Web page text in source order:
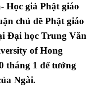
Học giả Phật giáo
chủ đề Phật giáo
Đại học Trung Văn
of Hong
tháng 1 để tưởng
Ngài.